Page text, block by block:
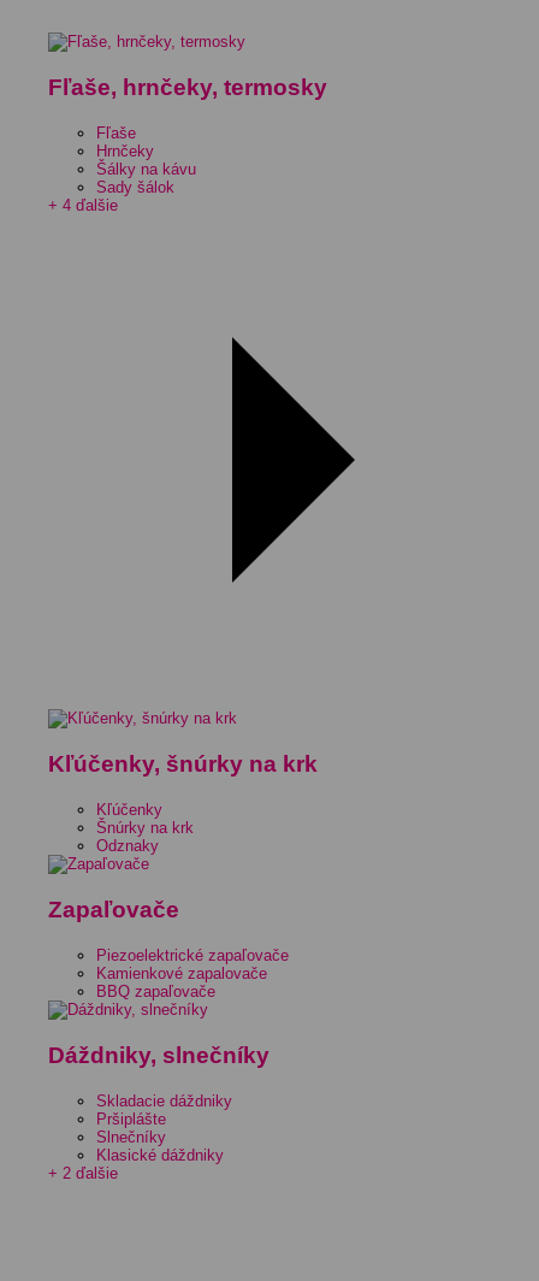
Fľaše, hrnčeky, termosky
Fľaše
Hrnčeky
Šálky na kávu
Sady šálok
+ 4 ďalšie
Kľúčenky, šnúrky na krk
Kľúčenky
Šnúrky na krk
Odznaky
Zapaľovače
Piezoelektrické zapaľovače
Kamienkové zapalovače
BBQ zapaľovače
Dáždniky, slnečníky
Skladacie dáždniky
Pršiplášte
Slnečníky
Klasické dáždniky
+ 2 ďalšie